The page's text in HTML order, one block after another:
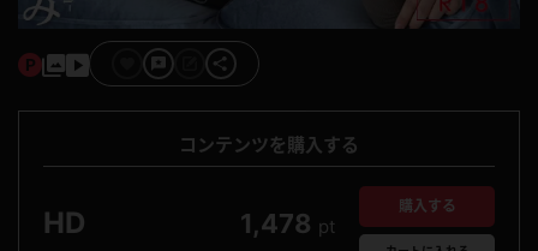
コンテンツを購入する
HD 1,478 pt
購入する